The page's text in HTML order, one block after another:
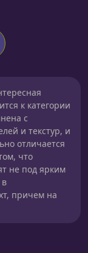
к категории
с
и текстур, и
отличается
что
не под ярким
причем на